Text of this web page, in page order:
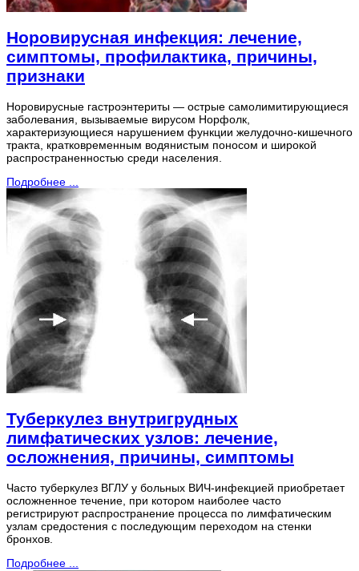
Норовирусная инфекция: лечение,
симптомы, профилактика, причины,
признаки
Норовирусные гастроэнтериты — острые самолимитирующиеся
заболевания, вызываемые вирусом Норфолк,
характеризующиеся нарушением функции желудочно-кишечного
тракта, кратковременным водянистым поносом и широкой
распространенностью среди населения.
Подробнее ...
Туберкулез внутригрудных
лимфатических узлов: лечение,
осложнения, причины, симптомы
Часто туберкулез ВГЛУ у больных ВИЧ-инфекцией приобретает
осложненное течение, при котором наиболее часто
регистрируют распространение процесса по лимфатическим
узлам средостения с последующим переходом на стенки
бронхов.
Подробнее ...